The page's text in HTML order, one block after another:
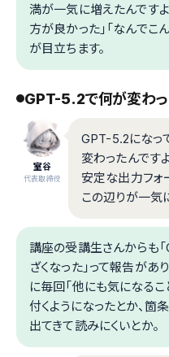
満が一気に増えたんです
方が良かった」「なんでこ
が目立ちます。
GPT-5.2で何が変わ
室谷
代表取締役
GPT-5.2になっ
変わったんです
安定な出力フォ
この辺りが一気
講座の受講生さんからも
ざくなった」って報告があ
に毎回「他にも気になるこ
付くようになったとか、箇
出てきて読みにくいとか。